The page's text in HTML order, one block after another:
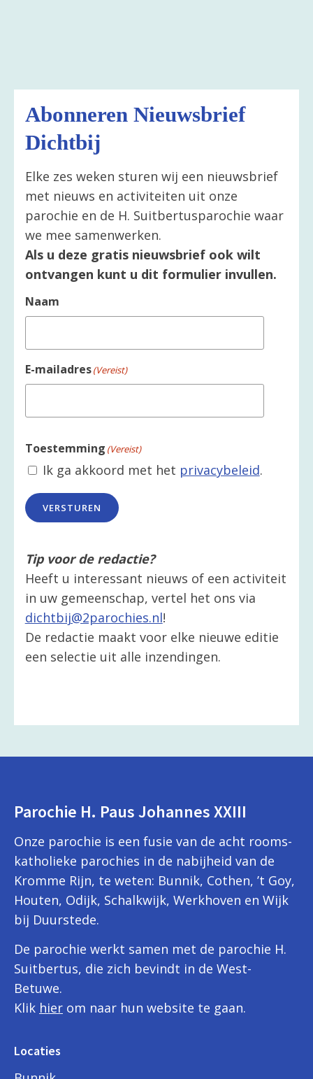
Abonneren Nieuwsbrief
Dichtbij
Elke zes weken sturen wij een nieuwsbrief
met nieuws en activiteiten uit onze
parochie en de H. Suitbertusparochie waar
we mee samenwerken.
Als u deze gratis nieuwsbrief ook wilt
ontvangen kunt u dit formulier invullen.
Naam
E-mailadres(Vereist)
Toestemming (Vereist)
Ik ga akkoord met het privacybeleid.
VERSTUREN
Tip voor de redactie?
Heeft u interessant nieuws of een activiteit
in uw gemeenschap, vertel het ons via
dichtbij@2parochies.nl!
De redactie maakt voor elke nieuwe editie
een selectie uit alle inzendingen.
Parochie H. Paus Johannes XXIII
Onze parochie is een fusie van de acht rooms-
katholieke parochies in de nabijheid van de
Kromme Rijn, te weten: Bunnik, Cothen, ’t Goy,
Houten, Odijk, Schalkwijk, Werkhoven en Wijk
bij Duurstede.
De parochie werkt samen met de parochie H.
Suitbertus, die zich bevindt in de West-
Betuwe.
Klik hier om naar hun website te gaan.
Locaties